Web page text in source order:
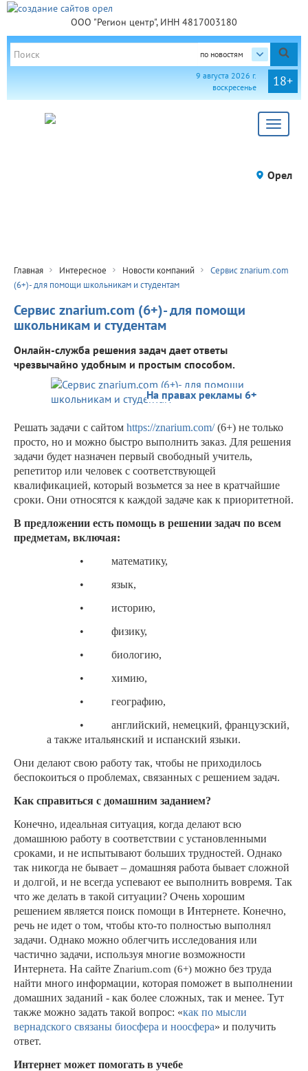
ООО "Регион центр", ИНН 4817003180
по новостям
18+
9 августа 2026 г.
воскресенье
Toggle
Орел
Главная Интересное Новости компаний
Сервис znarium.com
(6+)- для помощи школьникам и студентам
Сервис znarium.com (6+)- для помощи
школьникам и студентам
Онлайн-служба решения задач дает ответы
чрезвычайно удобным и простым способом.
На правах рекламы 6+
Решать задачи с сайтом https://znarium.com/(6+) не только
просто, но и можно быстро выполнить заказ. Для решения
задачи будет назначен первый свободный учитель,
репетитор или человек с соответствующей
квалификацией, который возьмется за нее в кратчайшие
сроки. Они относятся к каждой задаче как к приоритетной.
В предложении есть помощь в решении задач по всем
предметам, включая:
• математику,
• язык,
• историю,
• физику,
• биологию,
• химию,
• географию,
• английский, немецкий, французский,
а также итальянский и испанский языки.
Они делают свою работу так, чтобы не приходилось
беспокоиться о проблемах, связанных с решением задач.
Как справиться с домашним заданием?
Конечно, идеальная ситуация, когда делают всю
домашнюю работу в соответствии с установленными
сроками, и не испытывают больших трудностей. Однако
так никогда не бывает – домашняя работа бывает сложной
и долгой, и не всегда успевают ее выполнить вовремя. Так
что же делать в такой ситуации? Очень хорошим
решением является поиск помощи в Интернете. Конечно,
речь не идет о том, чтобы кто-то полностью выполнял
задачи. Однако можно облегчить исследования или
частично задачи, используя многие возможности
Интернета. На сайте Znarium.com (6+) можно без труда
найти много информации, которая поможет в выполнении
домашних заданий - как более сложных, так и менее. Тут
также можно задать такой вопрос: «как по мысли
вернадского связаны биосфера и ноосфера» и получить
ответ.
Интернет может помогать в учебе